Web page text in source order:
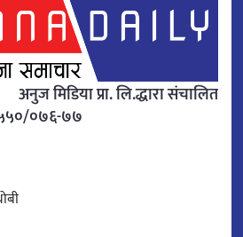
अनुज मिडिया प्रा. लि.द्धारा संचालित
०७६-७७